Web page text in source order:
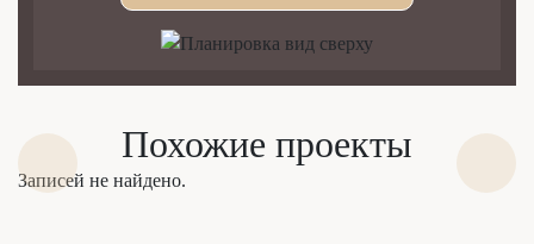
Похожие проекты
Записей не найдено.